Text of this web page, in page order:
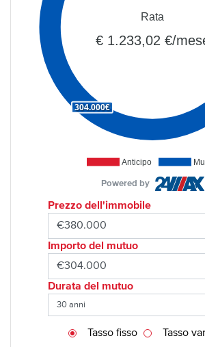
Anticipo
304.000€
Rata
€ 1.233,02 €/
Powered by
Prezzo dell'immobile
Importo del mutuo
Durata del mutuo
Tasso fisso Tasso